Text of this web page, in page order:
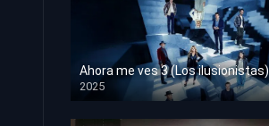
Ahora me ves 3 (Los ilusionistas)
2025
HD 1080p